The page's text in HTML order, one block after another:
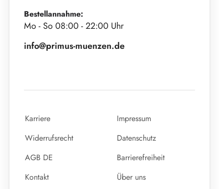
Bestellannahme:
Mo - So 08:00 - 22:00 Uhr
info@primus-muenzen.de
Karriere
Impressum
Widerrufsrecht
Datenschutz
AGB DE
Barrierefreiheit
Kontakt
Über uns